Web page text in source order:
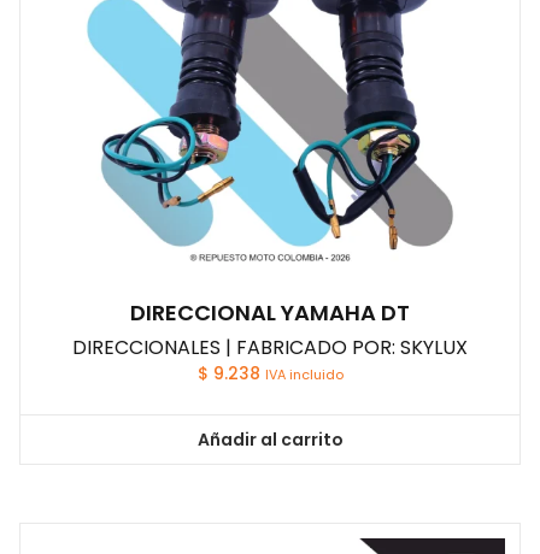
DIRECCIONAL YAMAHA DT
DIRECCIONALES | FABRICADO POR: SKYLUX
$ 9.238 IVA incluido
Añadir al carrito